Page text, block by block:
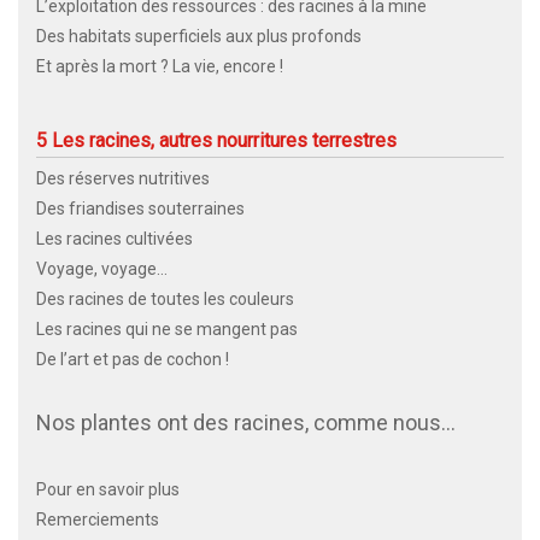
L’exploitation des ressources : des racines à la mine
Des habitats superficiels aux plus profonds
Et après la mort ? La vie, encore !
5 Les racines, autres nourritures terrestres
Des réserves nutritives
Des friandises souterraines
Les racines cultivées
Voyage, voyage…
Des racines de toutes les couleurs
Les racines qui ne se mangent pas
De l’art et pas de cochon !
Nos plantes ont des racines, comme nous…
Pour en savoir plus
Remerciements